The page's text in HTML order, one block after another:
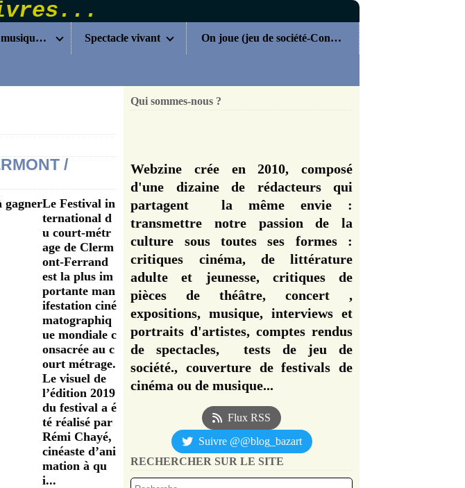
Festival (cinéma, musique...) Spectacle vivant On joue (jeu de société-Concours)
/
Le Festival in
ternational d
u court-métr
age de Clerm
ont-Ferrand
est la plus im
portante man
ifestation ciné
matographiq
ue mondiale c
onsacrée au c
ourt métrage.
Le visuel de
l’édition 2019
du festival a é
té réalisé par
Rémi Chayé,
cinéaste d’ani
mation à qu
i...
Qui sommes-nous ?
Webzine crée en 2010, composé
d'une dizaine de rédacteurs qui
partagent la même envie :
transmettre notre passion de la
culture sous toutes ses formes :
critiques cinéma, de littérature
adulte et jeunesse, critiques de
pièces de théâtre, concert ,
expositions, musique, interviews et
portraits d'artistes, comptes rendus
de spectacles, tests de jeu de
société., couverture de festivals de
cinéma ou de musique...
Flux RSS
Suivre @@blog_bazart
RECHERCHER SUR LE SITE